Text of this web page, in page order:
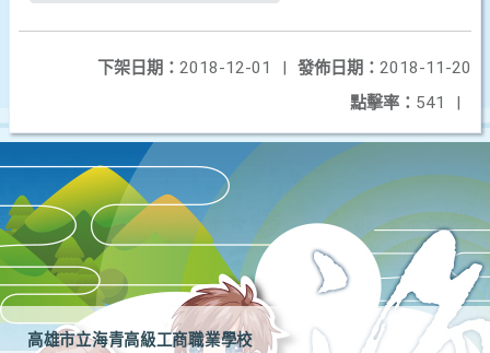
發佈日期： 2018-11-20
下架日期： 2018-12-01
|
點擊率： 541 |
高雄市立海青高級工商職業學校